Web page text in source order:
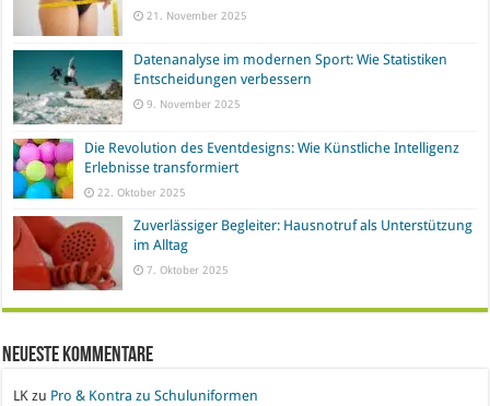
21. November 2025
Datenanalyse im modernen Sport: Wie Statistiken
Entscheidungen verbessern
9. November 2025
Die Revolution des Eventdesigns: Wie Künstliche Intelligenz
Erlebnisse transformiert
22. Oktober 2025
Zuverlässiger Begleiter: Hausnotruf als Unterstützung
im Alltag
7. Oktober 2025
Neueste Kommentare
LK zu Pro & Kontra zu Schuluniformen